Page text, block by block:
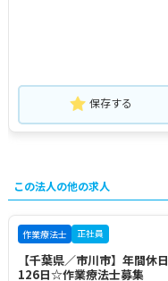
保存する
この法人の他の求人
作業療法士 正社員
【千葉県／市川市】年間休日
126日☆作業療法士募集